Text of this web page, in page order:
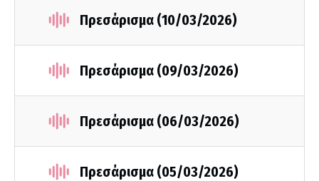
Πρεσάρισμα (10/03/2026)
Πρεσάρισμα (09/03/2026)
Πρεσάρισμα (06/03/2026)
Πρεσάρισμα (05/03/2026)